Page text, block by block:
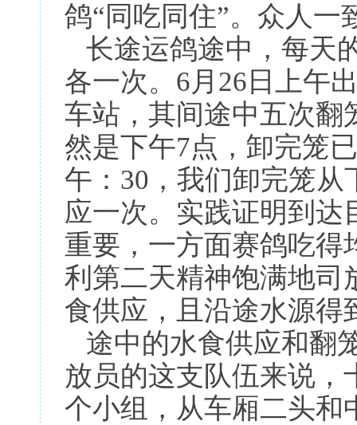
鸽“同吃同住”。众人一
长途运鸽途中，每天
各一次。6月26日上午
车站，其间途中五次翻
然是下午7点，卸完笼
午：30，我们卸完笼
应一次。实践证明到达
重要，一方面赛鸽吃得
利第二天精神饱满地司
食供应，且沿途水源得
途中的水食供应和翻
放员的这支队伍来说，
个小组，从车厢二头和